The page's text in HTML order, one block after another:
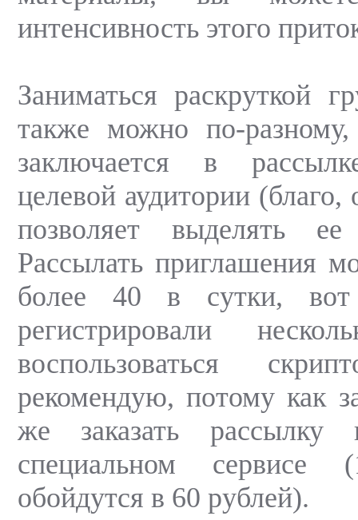
интенсивность этого
Заниматься раскруткой
также можно по-
заключается в
целевой аудитории (благо,
позволяет выделять
Рассылать приглашения
более 40 в сутки,
регистрировали
воспользоваться
рекомендую, потому как
же заказать рассылку
специальном сервисе
обойдутся в 60 рублей).